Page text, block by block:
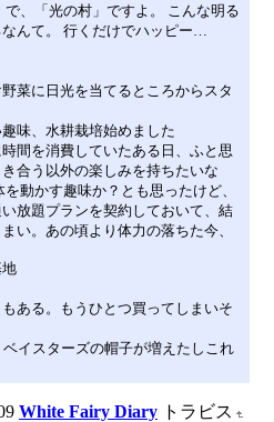
、「光の村」ですよ。 こんな明る
んて。 行くだけでハッピー…
菜に日光を当てるところからスタ
味、水耕栽培始めました
間を消費していたある日、ふと思
合う以外の楽しみを持ちたいな
動かす趣味か？とも思ったけど、
放題プランを契約しておいて、結
い。あの頃より体力の落ちた今、
ある。もうひとつ買ってしまいそ
イスターズの帽子が増えたしこれ
White Fairy Diary トラビス